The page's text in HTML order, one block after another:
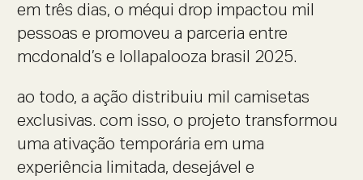
em três dias, o méqui drop impactou mil
pessoas e promoveu a parceria entre
mcdonald’s e lollapalooza brasil 2025.
ao todo, a ação distribuiu mil camisetas
exclusivas. com isso, o projeto transformou
uma ativação temporária em uma
experiência limitada, desejável e